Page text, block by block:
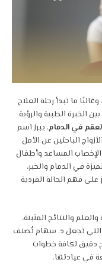
ما تبدأ رحلة العلاج
الخبرة الطبية والرؤية
في الدمام، يبرز اسم
الباحثين عن الأمل
عامًا في مجال الإخصاب المساعد وأطفال
في الدمام والخبر،
فهم الحالة الفردية
والنتائج المثبتة،
تجعل د. سهام تُصنف
دقيق لكافة خطوات
في عيادتها.